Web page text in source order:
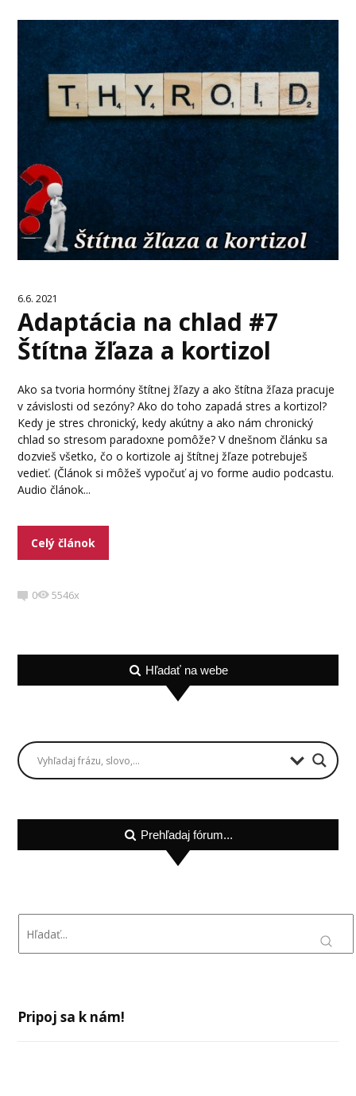
6.6. 2021
Adaptácia na chlad #7
Štítna žľaza a kortizol
Ako sa tvoria hormóny štítnej žľazy a ako štítna žľaza pracuje
v závislosti od sezóny? Ako do toho zapadá stres a kortizol?
Kedy je stres chronický, kedy akútny a ako nám chronický
chlad so stresom paradoxne pomôže? V dnešnom článku sa
dozvieš všetko, čo o kortizole aj štítnej žľaze potrebuješ
vedieť. (Článok si môžeš vypočuť aj vo forme audio podcastu.
Audio článok...
Celý článok
0 5546x
Hľadať na webe
Prehľadaj fórum...
Pripoj sa k nám!